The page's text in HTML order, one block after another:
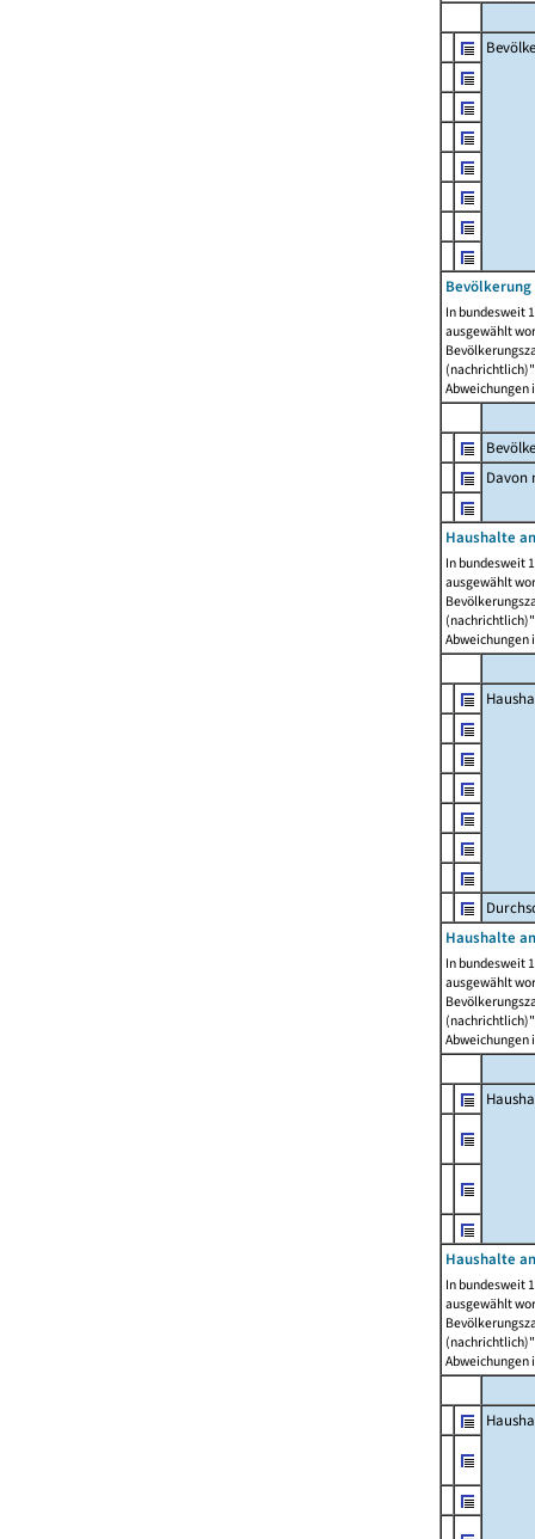
In bundesweit
ausgewählt
Abweichungen
Davon
Haushalte
In bundesweit
ausgewählt
Abweichungen
Haushalte
In bundesweit
ausgewählt
Abweichungen
Haushalte
In bundesweit
ausgewählt
Abweichungen